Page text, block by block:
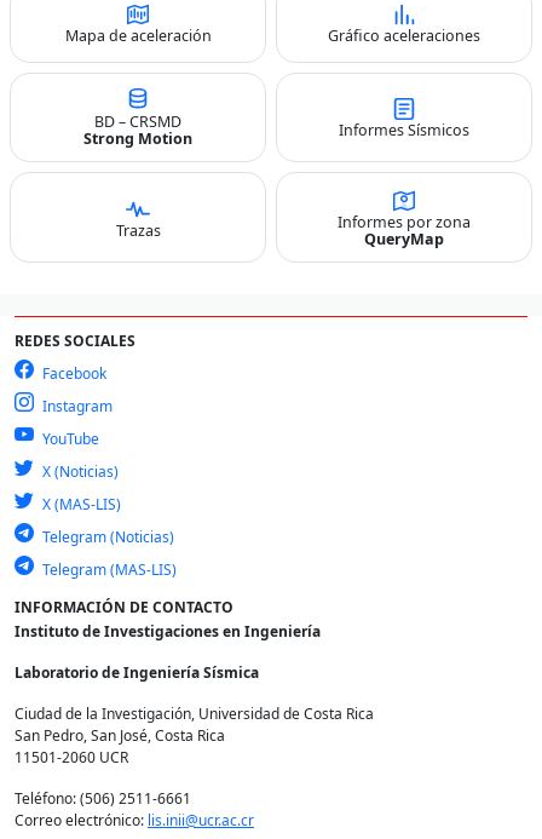
Mapa de aceleración Gráfico aceleraciones
BD – CRSMD
Strong Motion
Informes Sísmicos
Trazas
Informes por zona
QueryMap
REDES SOCIALES
Facebook
Instagram
YouTube
X (Noticias)
X (MAS-LIS)
Telegram (Noticias)
Telegram (MAS-LIS)
INFORMACIÓN DE CONTACTO
Instituto de Investigaciones en Ingeniería
Laboratorio de Ingeniería Sísmica
Ciudad de la Investigación, Universidad de Costa Rica
San Pedro, San José, Costa Rica
11501-2060 UCR
Teléfono: (506) 2511-6661
Correo electrónico: lis.inii@ucr.ac.cr